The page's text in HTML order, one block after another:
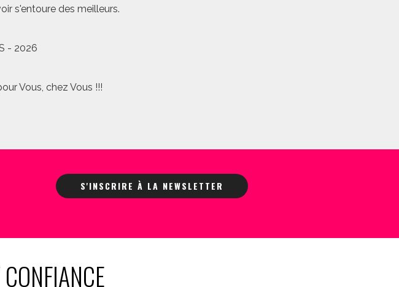
s'entoure des meilleurs.
- 2026
Vous, chez Vous !!!
S'INSCRIRE À LA NEWSLETTER